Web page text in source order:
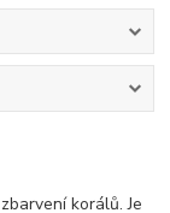
korálů. Je